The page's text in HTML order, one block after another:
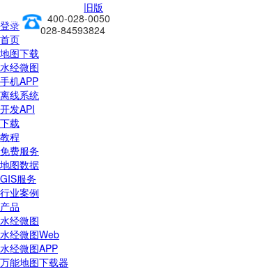
前往新版
旧版
登录
400-028-0050
028-84593824
首页
地图下载
水经微图
手机APP
离线系统
开发API
下载
教程
免费服务
地图数据
GIS服务
行业案例
产品
水经微图
水经微图Web
水经微图APP
万能地图下载器